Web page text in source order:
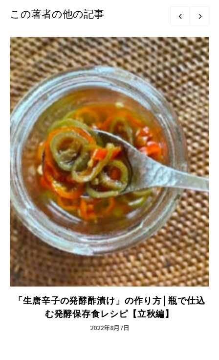
この著者の他の記事
「生唐辛子の発酵酢漬け」の作り方│瓶で仕込
む発酵保存食レシピ【立秋編】
2022年8月7日